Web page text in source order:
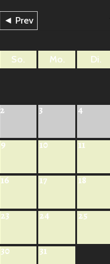
◄ Prev
So. Mo. Di.
2 3 4
9 10 11
16 17 18
23 24 25
30 31